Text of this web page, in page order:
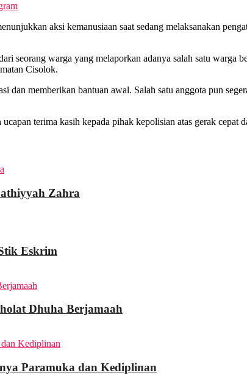
aksi kemanusiaan saat sedang melaksanakan
seorang warga yang melaporkan adanya salah satu
Cisolok.
dan memberikan bantuan awal. Salah satu anggota pun
terima kasih kepada pihak kepolisian atas gerak cepat
Zahra
Eskrim
Dhuha Berjamaah
Paramuka dan Kediplinan